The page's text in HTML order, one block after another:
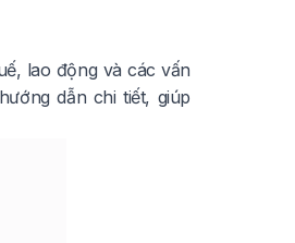
lao động và các vấn
dẫn chi tiết, giúp